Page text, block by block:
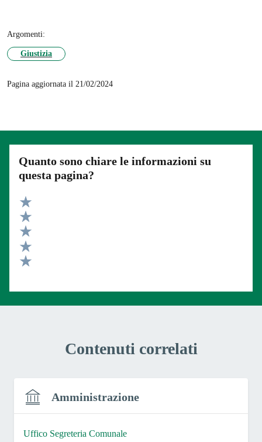
Argomenti:
Giustizia
Pagina aggiornata il 21/02/2024
Quanto sono chiare le informazioni su
questa pagina?
Valuta 5 stelle su 5
Valuta 4 stelle su 5
Valuta 3 stelle su 5
Valuta 2 stelle su 5
Contenuti correlati
Amministrazione
Uffico Segreteria Comunale